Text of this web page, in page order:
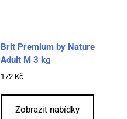
Brit Premium by Nature
Adult M 3 kg
172 Kč
Zobrazit nabídky